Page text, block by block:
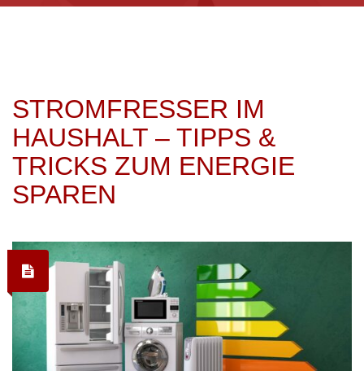
STROMFRESSER IM
HAUSHALT – TIPPS &
TRICKS ZUM ENERGIE
SPAREN